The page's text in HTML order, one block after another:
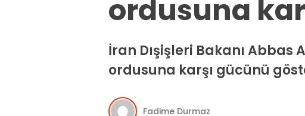
ordusuna
İran Dışişleri Bakanı Abbas
ordusuna karşı gücünü
Fadime Durmaz